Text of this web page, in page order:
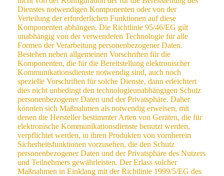
Dienstes notwendigen Komponenten oder von der
Verteilung der erforderlichen Funktionen auf diese
Komponenten abhängen. Die Richtlinie 95/46/EG gilt
unabhängig von der verwendeten Technologie für alle
Formen der Verarbeitung personenbezogener Daten.
Bestehen neben allgemeinen Vorschriften für die
Komponenten, die für die Bereitstellung elektronischer
Kommunikationsdienste notwendig sind, auch noch
spezielle Vorschriften für solche Dienste, dann erleichtert
dies nicht unbedingt den technologieunabhängigen Schutz
personenbezogener Daten und der Privatsphäre. Daher
könnten sich Maßnahmen als notwendig erweisen, mit
denen die Hersteller bestimmter Arten von Geräten, die für
elektronische Kommunikationsdienste benutzt werden,
verpflichtet werden, in ihren Produkten von vornherein
Sicherheitsfunktionen vorzusehen, die den Schutz
personenbezogener Daten und der Privatsphäre des Nutzers
und Teilnehmers gewährleisten. Der Erlass solcher
Maßnahmen in Einklang mit der Richtlinie 1999/5/EG des